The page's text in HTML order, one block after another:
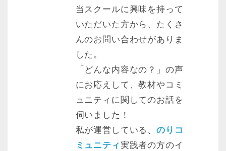
当スクールに興味を持って
いただいた方から、たくさ
んのお問い合わせがありま
した。
「どんな内容なの？」の声
にお応えして、教材やコミ
ュニティに関してのお話を
伺いました！
私が運営している、のりコ
ミュニティ実践者の方のイ